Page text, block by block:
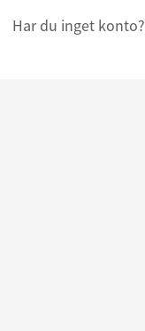
Har du inget konto?